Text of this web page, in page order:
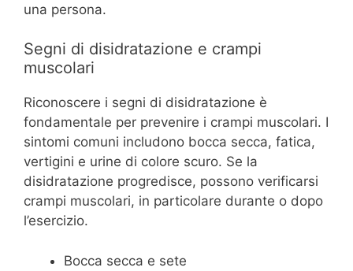
una persona.
Segni di disidratazione e crampi
muscolari
Riconoscere i segni di disidratazione è
fondamentale per prevenire i crampi muscolari. I
sintomi comuni includono bocca secca, fatica,
vertigini e urine di colore scuro. Se la
disidratazione progredisce, possono verificarsi
crampi muscolari, in particolare durante o dopo
l’esercizio.
Bocca secca e sete